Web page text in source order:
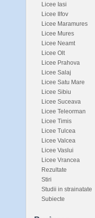
Licee Iasi
Licee Ilfov
Licee Maramures
Licee Mures
Licee Neamt
Licee Olt
Licee Prahova
Licee Salaj
Licee Satu Mare
Licee Sibiu
Licee Suceava
Licee Teleorman
Licee Timis
Licee Tulcea
Licee Valcea
Licee Vaslui
Licee Vrancea
Rezultate
Stiri
Studii in strainatate
Subiecte